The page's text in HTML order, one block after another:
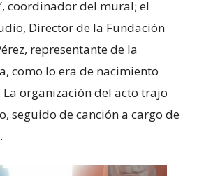
coordinador del mural; el
Director de la Fundación
representante de la
como lo era de nacimiento
organización del acto trajo
seguido de canción a cargo de